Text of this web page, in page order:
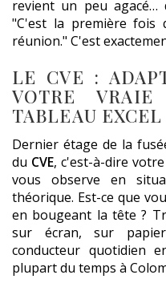
revient un peu
"C'est la première fois
réunion." C'est
LE CVE :
VOTRE
TABLEAU EXCEL
Dernier étage de la
du CVE, c'est-à-dire
vous observe en
théorique. Est-ce que
en bougeant la tête ?
sur écran, sur
conducteur quotidien
plupart du temps à